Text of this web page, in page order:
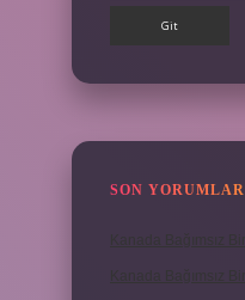
SON YORUMLAR